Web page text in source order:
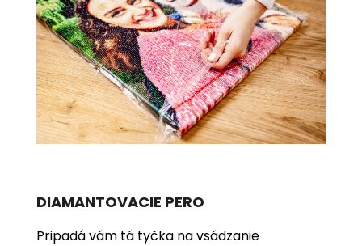
DIAMANTOVACIE PERO
Pripadá vám tá tyčka na vsádzanie